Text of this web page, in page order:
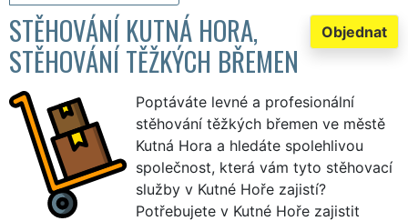
Objednat
STĚHOVÁNÍ KUTNÁ HORA,
STĚHOVÁNÍ TĚŽKÝCH BŘEMEN
Poptáváte levné a profesionální
stěhování těžkých břemen ve městě
Kutná Hora a hledáte spolehlivou
společnost, která vám tyto stěhovací
služby v Kutné Hoře zajistí?
Potřebujete v Kutné Hoře zajistit